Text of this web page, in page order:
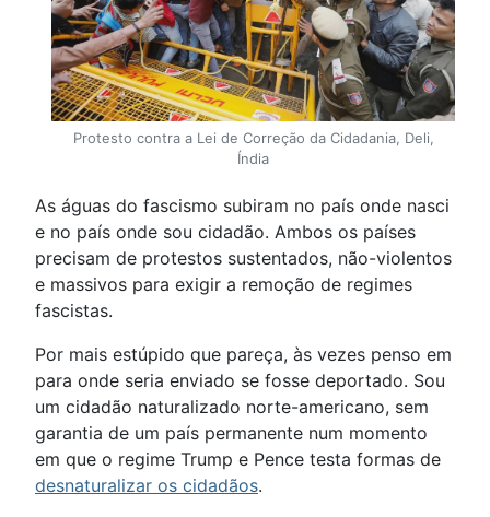
Protesto contra a Lei de Correção da Cidadania, Deli,
Índia
As águas do fascismo subiram no país onde nasci
e no país onde sou cidadão. Ambos os países
precisam de protestos sustentados, não-violentos
e massivos para exigir a remoção de regimes
fascistas.
Por mais estúpido que pareça, às vezes penso em
para onde seria enviado se fosse deportado. Sou
um cidadão naturalizado norte-americano, sem
garantia de um país permanente num momento
em que o regime Trump e Pence testa formas de
desnaturalizar os cidadãos.